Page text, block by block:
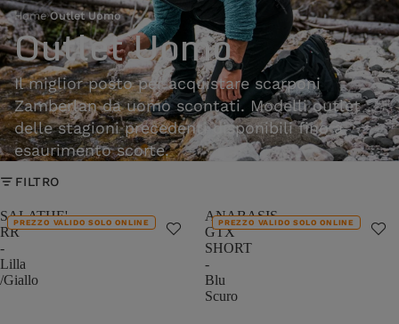
Home›Outlet Uomo
Outlet Uomo
Il miglior posto per acquistare scarponi
Zamberlan da uomo scontati. Modelli outlet
delle stagioni precedenti disponibili fino a
esaurimento scorte.
FILTRO
SALATHE'
RR
-
Lilla
/Giallo
PREZZO VALIDO SOLO ONLINE
ANABASIS
GTX
SHORT
-
Blu
Scuro
PREZZO VALIDO SOLO ONLINE